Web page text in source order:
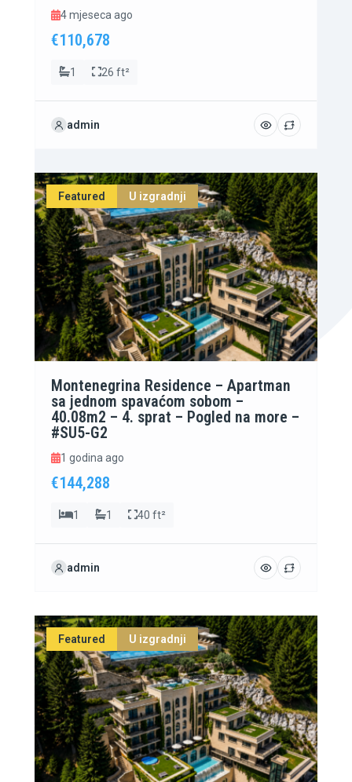
4 mjeseca ago
€110,678
1 26 ft²
admin
Featured U izgradnji
Montenegrina Residence – Apartman
sa jednom spavaćom sobom –
40.08m2 – 4. sprat – Pogled na more –
#SU5-G2
1 godina ago
€144,288
1 1 40 ft²
admin
Featured U izgradnji